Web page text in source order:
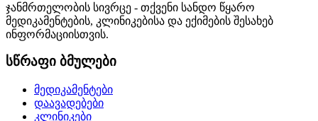
ჯანმრთელობის სივრცე - თქვენი სანდო წყარო
მედიკამენტების, კლინიკებისა და ექიმების შესახებ
ინფორმაციისთვის.
სწრაფი ბმულები
მედიკამენტები
დაავადებები
კლინიკები